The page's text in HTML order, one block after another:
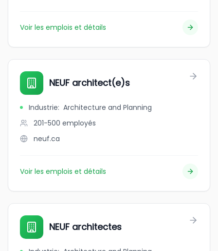
Voir les emplois et détails
NEUF architect(e)s
Industrie: Architecture and Planning
201-500 employés
neuf.ca
Voir les emplois et détails
NEUF architectes